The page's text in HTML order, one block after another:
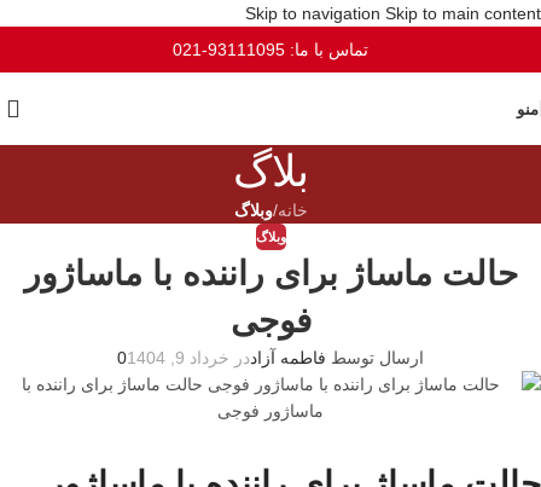
Skip to navigation Skip to main content
تماس با ما: 93111095-021
منو
بلاگ
خانه/وبلاگ
وبلاگ
حالت ماساژ برای راننده با ماساژور
فوجی
ارسال توسط فاطمه آزاددر خرداد 9, 1404 0